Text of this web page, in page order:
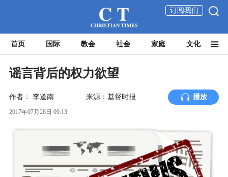
订阅我们
首页 国际 教会 社会 家庭 文化
谣言背后的权力欲望
作者： 李道南 来源：基督时报 播放
2017年07月28日 09:13